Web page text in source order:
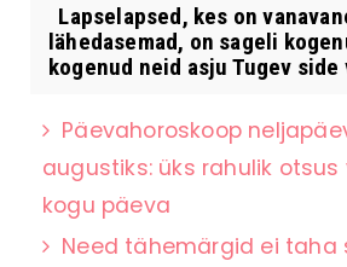
Lapselapsed, kes on
lähedasemad, on sageli
kogenud neid asju Tugev side
Päevahoroskoop
augustiks: üks rahulik
kogu päeva
Need tähemärgid ei taha